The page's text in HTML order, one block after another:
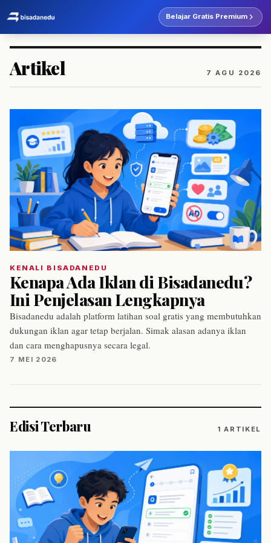
Belajar Gratis Premium
Artikel 7 AGU 2026
KENALI BISADANEDU
Kenapa Ada Iklan di Bisadanedu?
Ini Penjelasan Lengkapnya
Bisadanedu adalah platform latihan soal gratis yang membutuhkan
dukungan iklan agar tetap berjalan. Simak alasan adanya iklan
dan cara menghapusnya secara legal.
7 MEI 2026
Edisi Terbaru 1 ARTIKEL